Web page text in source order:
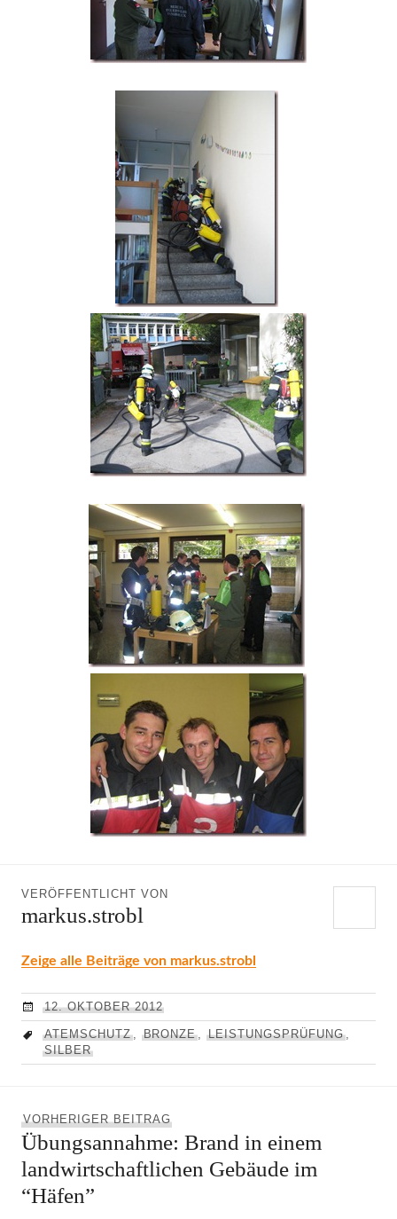
VERÖFFENTLICHT VON
markus.strobl
Zeige alle Beiträge von markus.strobl
12. OKTOBER 2012
ATEMSCHUTZ, BRONZE,LEISTUNGSPRÜFUNG,
SILBER
VORHERIGER BEITRAG
Beitrag:
Übungsannahme: Brand in einem
landwirtschaftlichen Gebäude im
“Häfen”